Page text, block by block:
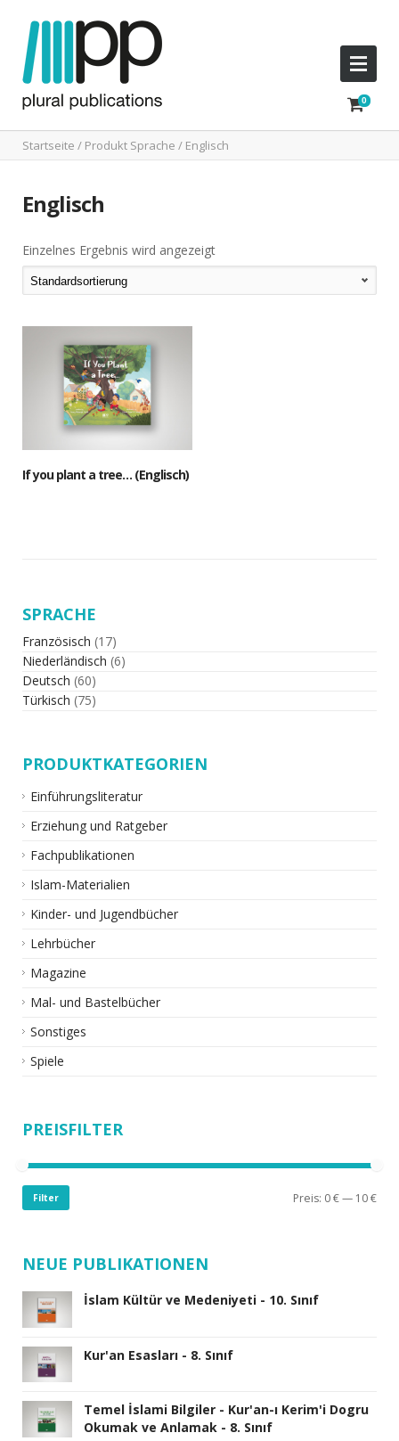
Startseite / Produkt Sprache / Englisch
Englisch
Einzelnes Ergebnis wird angezeigt
If you plant a tree… (Englisch)
SPRACHE
Französisch (17)
Niederländisch (6)
Deutsch (60)
Türkisch (75)
PRODUKTKATEGORIEN
Einführungsliteratur
Erziehung und Ratgeber
Fachpublikationen
Islam-Materialien
Kinder- und Jugendbücher
Lehrbücher
Magazine
Mal- und Bastelbücher
Sonstiges
Spiele
PREISFILTER
Filter Preis: 0 €— 10 €
NEUE PUBLIKATIONEN
İslam Kültür ve Medeniyeti - 10. Sınıf
Kur'an Esasları - 8. Sınıf
Temel İslami Bilgiler - Kur'an-ı Kerim'i Dogru
Okumak ve Anlamak - 8. Sınıf